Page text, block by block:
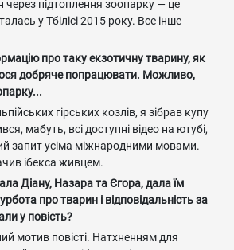
через підтоплення зоопарку — це
у Тбілісі 2015 року. Все інше
про таку екзотичну тварину, як
добряче попрацювати. Можливо,
гірських козлів, я зібрав купу
мабуть, всі доступні відео на ютубі,
запит усіма міжнародними мовами.
ібекса живцем.
Діану, Назара та Єгора, дала їм
про тварин і відповідальність за
у повість?
мотив повісті. Натхненням для